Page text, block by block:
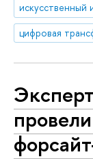
искусственный
цифровая